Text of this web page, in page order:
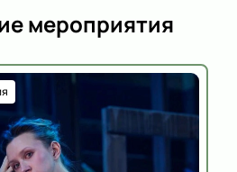
мероприятия